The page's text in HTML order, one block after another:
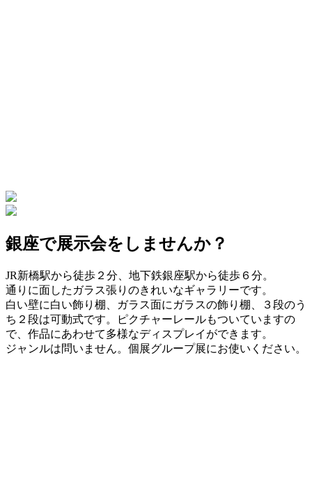
銀座で展示会をしませんか？
JR新橋駅から徒歩２分、地下鉄銀座駅から徒歩６分。
通りに面したガラス張りのきれいなギャラリーです。
白い壁に白い飾り棚、ガラス面にガラスの飾り棚、３段のう
ち２段は可動式です。ピクチャーレールもついていますの
で、作品にあわせて多様なディスプレイができます。
ジャンルは問いません。個展グループ展にお使いください。